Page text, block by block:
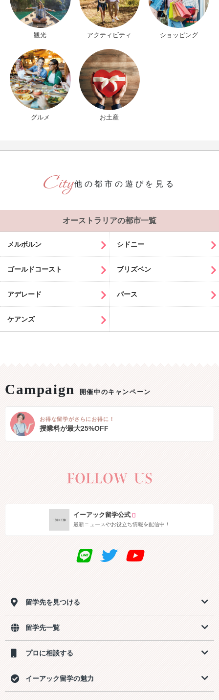
観光 アクティビティ ショッピング
グルメ お土産
他の都市の遊びを見る
オーストラリアの都市一覧
メルボルン シドニー
ゴールドコースト ブリズベン
アデレード パース
ケアンズ
開催中のキャンペーン
お得な留学がさらにお得に！
授業料が最大25%OFF
イーアック留学公式
最新ニュースやお役立ち情報を配信中！
留学先を見つける
留学先一覧
プロに相談する
イーアック留学の魅力